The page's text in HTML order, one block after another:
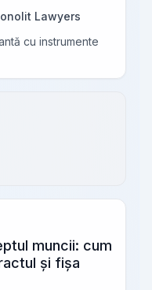
Lawyers
cu instrumente
muncii: cum
și fișa